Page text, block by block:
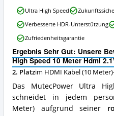
Wo
ist
dieses
HDMI
Kabel
(10
Meter)
erhältlich?
Ergebnis Sehr Gut: Unsere
High Speed 10 Meter Hdmi
2. Platzim HDMI Kabel (10
Das MutecPower Ultra
schneidet in jedem
Meter) aufgrund seiner
MutecPower
Ultra
High
Speed
10
Meter
Hdmi
2.1V
Kabel
48Gbps
Vorteile:
Was
Ultra High Speed
Verbesserte HDR-Unterstützung
Zufriedenheitsgarantie